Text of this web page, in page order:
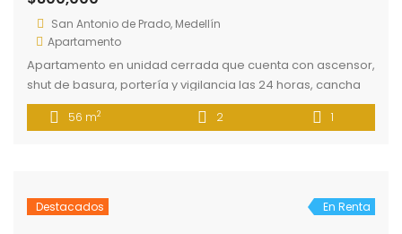
San Antonio de Prado, Medellín
Apartamento
Apartamento en unidad cerrada que cuenta con ascensor,
shut de basura, portería y vigilancia las 24 horas, cancha
polideportiva, juegos infantiles, zonas verdes, piscina para
adultos y niños, cuenta con ruta de transporte público. El
56 m2 2 1
Destacados En Renta